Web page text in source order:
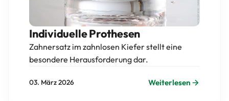
Individuelle Prothesen
Zahnersatz im zahnlosen Kiefer stellt eine
besondere Herausforderung dar.
03. März 2026 Weiterlesen